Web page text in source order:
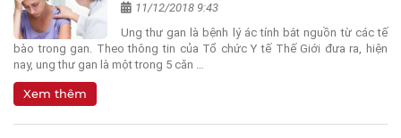
11/12/2018 9:43
Ung thư gan là bệnh lý ác tính bắt nguồn từ các tế
bào trong gan. Theo thông tin của Tổ chức Y tế Thế Giới đưa ra, hiện
nay, ung thư gan là một trong 5 căn …
Xem thêm